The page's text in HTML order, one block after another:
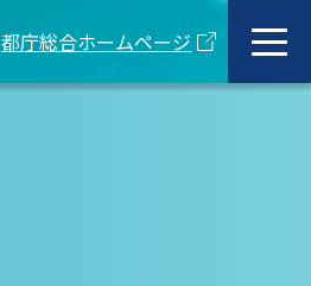
都庁総合ホームページ